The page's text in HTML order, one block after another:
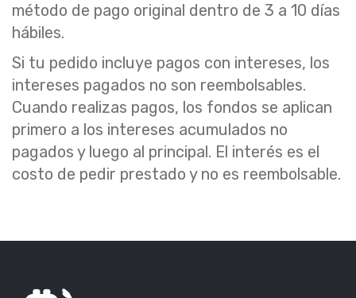
método de pago original dentro de 3 a 10 días
hábiles.
Si tu pedido incluye pagos con intereses, los
intereses pagados no son reembolsables.
Cuando realizas pagos, los fondos se aplican
primero a los intereses acumulados no
pagados y luego al principal. El interés es el
costo de pedir prestado y no es reembolsable.